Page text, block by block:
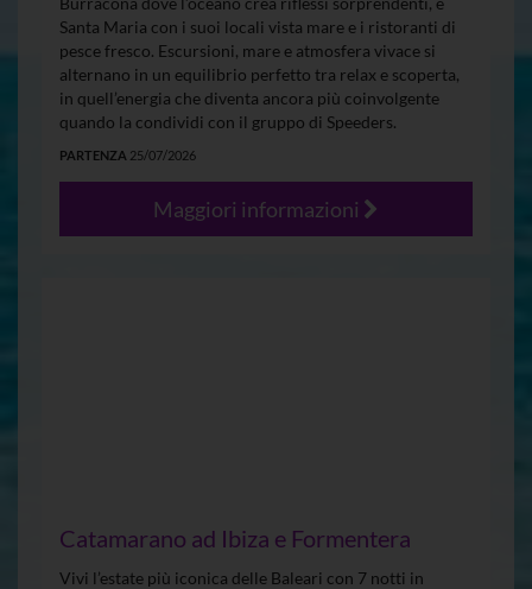
Santa Maria con i suoi locali vista mare e i ristoranti di
pesce fresco. Escursioni, mare e atmosfera vivace si
alternano in un equilibrio perfetto tra relax e scoperta,
in quell’energia che diventa ancora più coinvolgente
quando la condividi con il gruppo di Speeders.
PARTENZA 25/07/2026
Maggiori informazioni
Catamarano ad Ibiza e Formentera
Vivi l’estate più iconica delle Baleari con 7 notti in